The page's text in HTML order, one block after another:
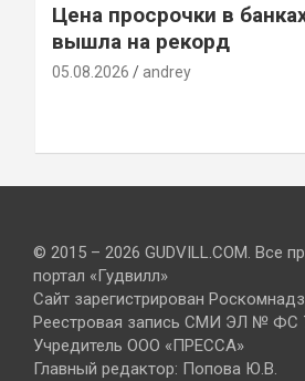
Цена просрочки в
вышла на рекорд
05.08.2026 andrey
© 2015 – 2026 GUDVILL.COM. Все
портал «Гудвилл»
Сайт зарегистрирован
Реестровая запись СМИ ЭЛ № ФС
Учредитель ООО «ПРЕССА»
Главный редактор: Попова Ю.В.